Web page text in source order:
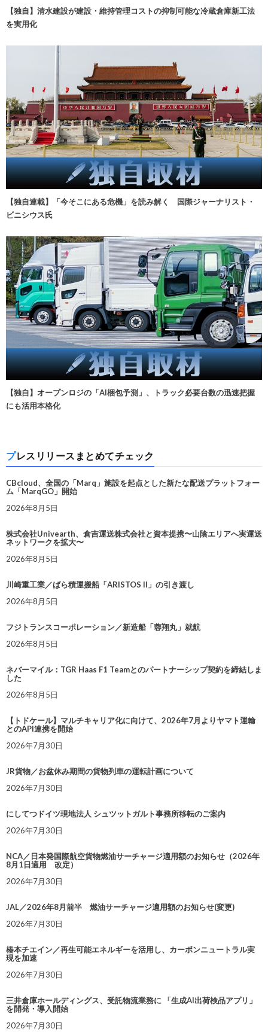
【独自】清水建設が建設・維持管理コストの抑制可能な冷蔵倉庫新工法
を実用化
【独自連載】「今そこにある危機」を読み解く 国際ジャーナリスト・
ビニシウス氏
【独自】オープンロジの「AI梱包予測」、トラック必要台数の迅速把握
にも活用本格化
プレスリリースまとめてチェック
CBcloud、全国の「Marq」施設を起点とした新たな配送プラットフォー
ム「MarqGO」開始
2026年8月5日
株式会社Univearth、倉吉運送株式会社と資本提携〜山陰エリアへ実運送
ネットワークを拡大〜
2026年8月5日
川崎重工業／ばら積運搬船「ARISTOS II」の引き渡し
2026年8月5日
フジトランスコーポレーション／新造船「蓉翔丸」就航
2026年8月5日
ネバーマイル：TGR Haas F1 Teamとのパートナーシップ契約を締結しま
した
2026年8月5日
【トドケール】マルチキャリア化に向けて、2026年7月よりヤマト運輸
とのAPI連携を開始
2026年7月30日
JR貨物／お盆休み期間の貨物列車の運転計画について
2026年7月30日
にしてつドイツ現地法人 シュツットガルト事務所移転のご案内
2026年7月30日
NCA／日本発国際航空貨物燃油サーチャージ適用額のお知らせ（2026年
8月1日適用 改定）
2026年7月30日
JAL／2026年8月前半 燃油サーチャージ適用額のお知らせ(変更)
2026年7月30日
椿本チエイン／再生可能エネルギーを活用し、カーボンニュートラル実
現を加速
2026年7月30日
三井倉庫ホールディングス、受託物流業務に 「生成AI出荷検品アプリ」
を開発・導入開始
2026年7月30日